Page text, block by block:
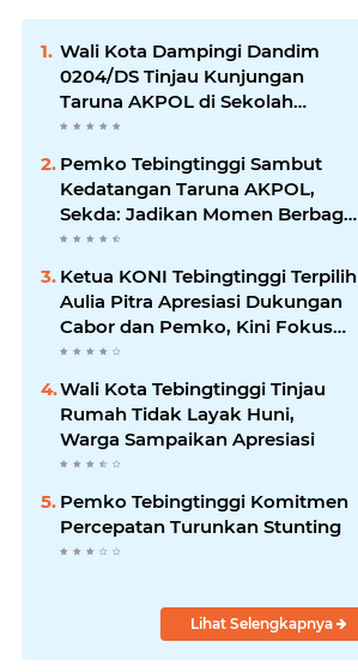
Wali Kota Dampingi Dandim
0204/DS Tinjau Kunjungan
Taruna AKPOL di Sekolah
Rakyat Tebingtinggi
Pemko Tebingtinggi Sambut
Kedatangan Taruna AKPOL,
Sekda: Jadikan Momen Berbagi
Ilmu
Ketua KONI Tebingtinggi Terpilih
Aulia Pitra Apresiasi Dukungan
Cabor dan Pemko, Kini Fokus
Menuju PORPROVSU 2026
Wali Kota Tebingtinggi Tinjau
Rumah Tidak Layak Huni,
Warga Sampaikan Apresiasi
Pemko Tebingtinggi Komitmen
Percepatan Turunkan Stunting
Lihat Selengkapnya